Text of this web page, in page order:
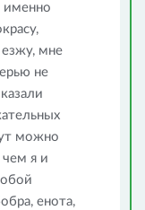
именно
езжу, мне
не
можно
я и
енота,